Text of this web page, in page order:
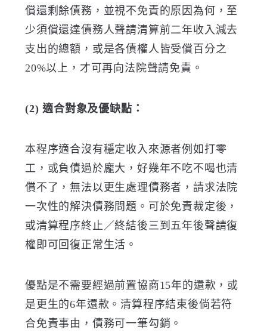
償還剩餘債務，並視不免責的原因為何，至
少須償還達債務人聲請清算前二年收入減去
支出的總額，或是各債權人皆受償百分之
20%以上，才可再向法院聲請免責。
(2) 適合對象及優缺點：
本程序適合沒有穩定收入來源者例如打零
工，或負債過於龐大，好幾年不吃不喝也清
償不了，無法以更生處理債務者，請求法院
一次性的解決債務問題。可於免責裁定後，
或清算程序終止／終結後三到五年後聲請復
權即可回復正常生活。
優點是不需要經過前置協商15年的還款，或
是更生的6年還款。清算程序結束後倘若符
合免責事由，債務可一筆勾銷。